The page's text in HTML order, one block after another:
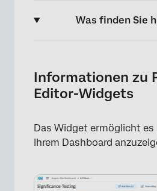
Was finden Sie
Arten von Dashboards
Feldtyp-Kompatibilität
Hinzufügen von
Informationen zu
Editor-Widgets
Das Widget ermöglicht es
Ihrem Dashboard